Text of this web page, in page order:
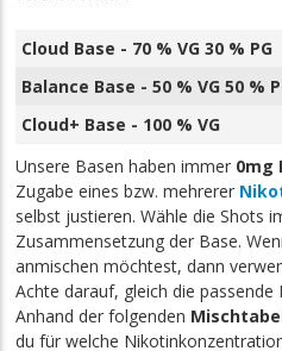
Cloud Base - 70 % VG 30 % PG
Balance Base - 50 % VG 50 %
Cloud+ Base - 100 % VG
Unsere Basen haben immer 0mg
Zugabe eines bzw. mehrerer
selbst justieren. Wähle die Shots
Zusammensetzung der Base.
anmischen möchtest, dann
Achte darauf, gleich die
Anhand der folgenden
du für welche